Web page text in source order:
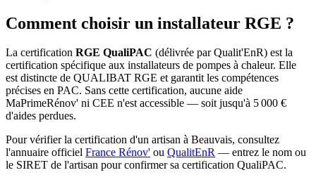
Comment choisir un installateur RGE ?
La certification RGE QualiPAC (délivrée par Qualit'EnR) est la
certification spécifique aux installateurs de pompes à chaleur. Elle
est distincte de QUALIBAT RGE et garantit les compétences
précises en PAC. Sans cette certification, aucune aide
MaPrimeRénov' ni CEE n'est accessible — soit jusqu'à 5 000 €
d'aides perdues.
Pour vérifier la certification d'un artisan à Beauvais, consultez
l'annuaire officiel France Rénov' ou QualitEnR — entrez le nom ou
le SIRET de l'artisan pour confirmer sa certification QualiPAC.